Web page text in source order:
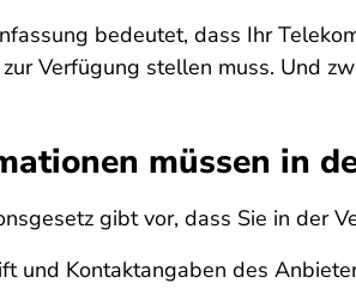
bedeutet, dass Ihr
Verfügung stellen muss. Und
müssen in
gibt vor, dass Sie in der
und Kontaktangaben des